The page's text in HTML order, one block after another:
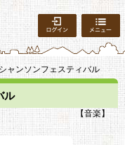
ログイン
ャンソンフェスティバル
ル
音楽